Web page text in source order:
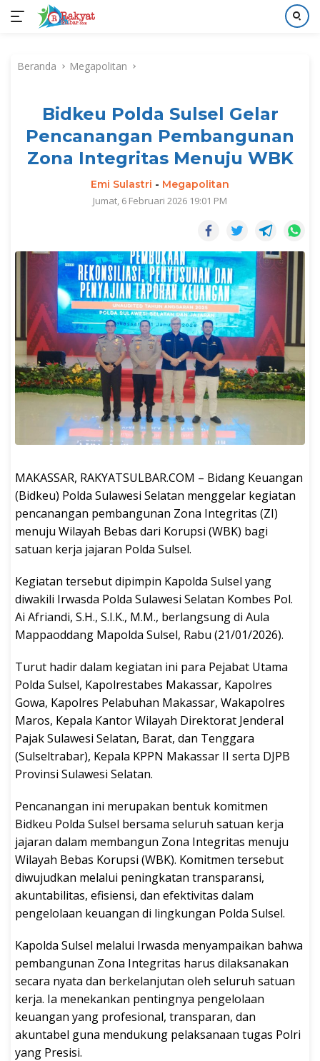
kontenBeranda Megapolitan
Bidkeu Polda Sulsel Gelar
Pencanangan Pembangunan
Zona Integritas Menuju WBK
Emi Sulastri - Megapolitan
Jumat, 6 Februari 2026 19:01 PM
MAKASSAR, RAKYATSULBAR.COM – Bidang Keuangan
(Bidkeu) Polda Sulawesi Selatan menggelar kegiatan
pencanangan pembangunan Zona Integritas (ZI)
menuju Wilayah Bebas dari Korupsi (WBK) bagi
satuan kerja jajaran Polda Sulsel.
Kegiatan tersebut dipimpin Kapolda Sulsel yang
diwakili Irwasda Polda Sulawesi Selatan Kombes Pol.
Ai Afriandi, S.H., S.I.K., M.M., berlangsung di Aula
Mappaoddang Mapolda Sulsel, Rabu (21/01/2026).
Turut hadir dalam kegiatan ini para Pejabat Utama
Polda Sulsel, Kapolrestabes Makassar, Kapolres
Gowa, Kapolres Pelabuhan Makassar, Wakapolres
Maros, Kepala Kantor Wilayah Direktorat Jenderal
Pajak Sulawesi Selatan, Barat, dan Tenggara
(Sulseltrabar), Kepala KPPN Makassar II serta DJPB
Provinsi Sulawesi Selatan.
Pencanangan ini merupakan bentuk komitmen
Bidkeu Polda Sulsel bersama seluruh satuan kerja
jajaran dalam membangun Zona Integritas menuju
Wilayah Bebas Korupsi (WBK). Komitmen tersebut
diwujudkan melalui peningkatan transparansi,
akuntabilitas, efisiensi, dan efektivitas dalam
pengelolaan keuangan di lingkungan Polda Sulsel.
Kapolda Sulsel melalui Irwasda menyampaikan bahwa
pembangunan Zona Integritas harus dilaksanakan
secara nyata dan berkelanjutan oleh seluruh satuan
kerja. Ia menekankan pentingnya pengelolaan
keuangan yang profesional, transparan, dan
akuntabel guna mendukung pelaksanaan tugas Polri
yang Presisi.